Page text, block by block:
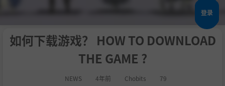
登录
如何下载游戏？ HOW TO DOWNLOAD
THE GAME ?
NEWS 4年前 Chobits 79